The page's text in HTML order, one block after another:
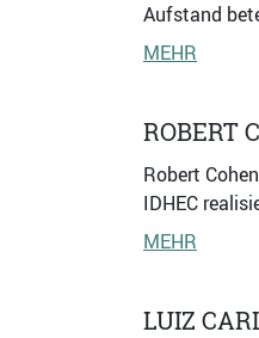
Aufstand
MEHR
ROBERT
Robert
IDHEC
MEHR
LUIZ